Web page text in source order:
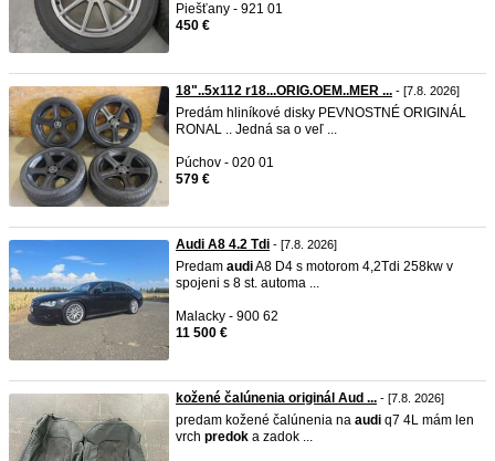
Piešťany - 921 01
450 €
18"..5x112 r18...ORIG.OEM..MER ... - [7.8. 2026]
Predám hliníkové disky PEVNOSTNÉ ORIGINÁL
RONAL .. Jedná sa o veľ ...
Púchov - 020 01
579 €
Audi A8 4.2 Tdi - [7.8. 2026]
Predam audiA8 D4 s motorom 4,2Tdi 258kw v
spojeni s 8 st. automa ...
Malacky - 900 62
11 500 €
kožené čalúnenia originál Aud ... - [7.8. 2026]
predam kožené čalúnenia na audi q7 4L mám len
vrch predok a zadok ...